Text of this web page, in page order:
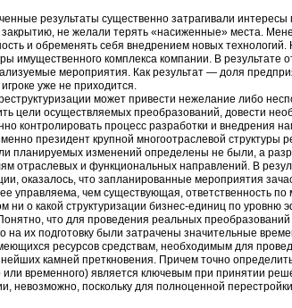
результаты существенно затрагивали интересы
не желали терять «насиженные» места.
и обременять себя внедрением новых технологий.
имущественного комплекса компании. В результате
мероприятия. Как результат — доля
уже не приходится.
может привести нежелание либо
цели осуществляемых преобразований, довести
контролировать процесс разработки и внедрения
президент крупной многоотраслевой структуры
планируемых изменений определены не были, а
отраслевых и функциональных направлений. В
оказалось, что запланированные мероприятия
управляема, чем существующая, ответственность
ни о какой структуризации бизнес-единиц по уровню
что для проведения реальных
на их подготовку были затрачены значительные
ресурсов средствам, необходимым для
камней преткновения. Причем точно
или временного) является ключевым при принятии
невозможно, поскольку для полноценной